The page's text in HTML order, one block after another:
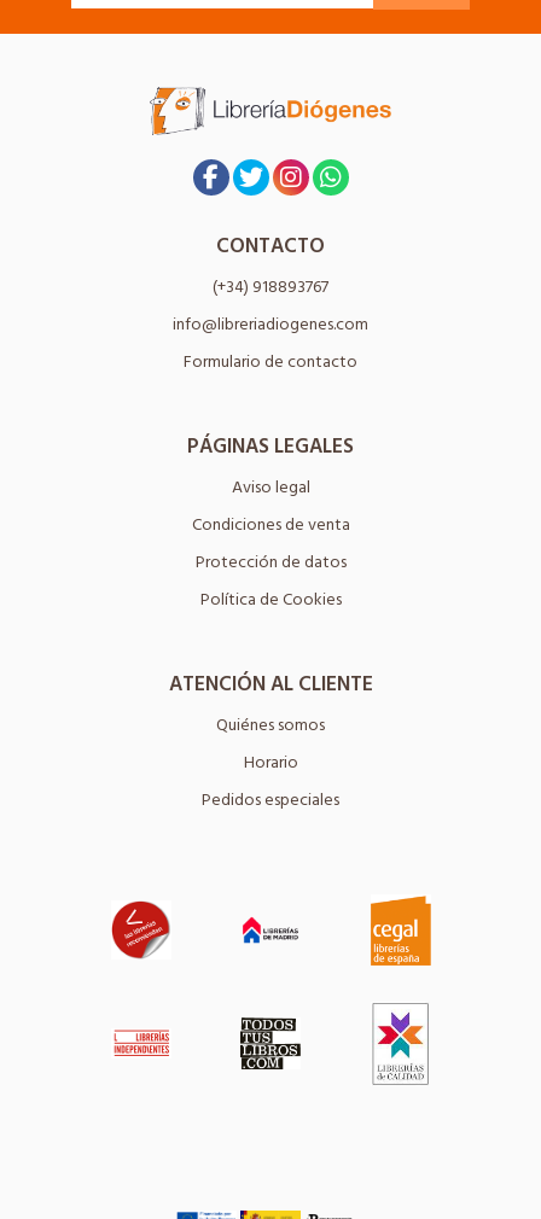
CONTACTO
(+34) 918893767
info@libreriadiogenes.com
Formulario de contacto
PÁGINAS LEGALES
Aviso legal
Condiciones de venta
Protección de datos
Política de Cookies
ATENCIÓN AL CLIENTE
Quiénes somos
Horario
Pedidos especiales